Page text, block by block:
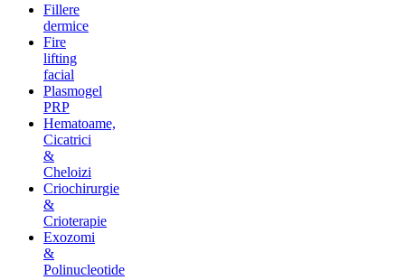
Fillere
dermice
Fire
lifting
facial
Plasmogel
PRP
Hematoame,
Cicatrici
&
Cheloizi
Criochirurgie
&
Crioterapie
Exozomi
&
Polinucleotide